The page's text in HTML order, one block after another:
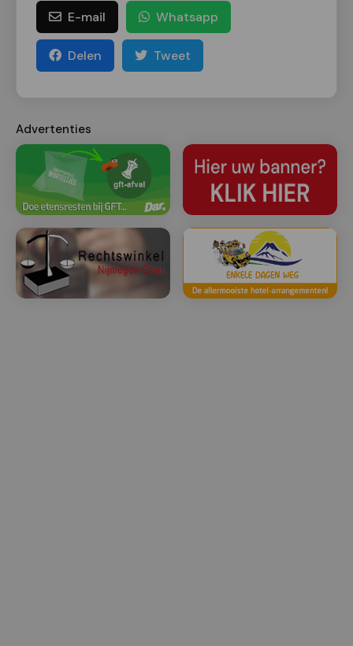
E-mail Whatsapp
Delen Tweet
Advertenties